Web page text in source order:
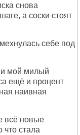
снова
а соски стоят
себе под
мой милый
ещё и процент
наивная
всё новые
что стала